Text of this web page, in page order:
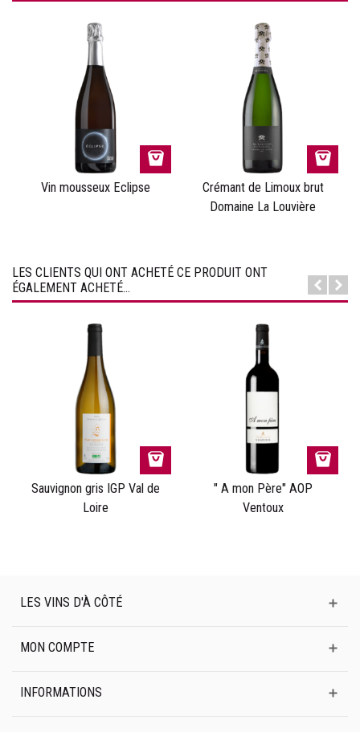
Vin mousseux Eclipse
Crémant de Limoux brut
Domaine La Louvière
LES CLIENTS QUI ONT ACHETÉ CE PRODUIT ONT
ÉGALEMENT ACHETÉ...
Sauvignon gris IGP Val de
Loire
" A mon Père" AOP
Ventoux
LES VINS D'À CÔTÉ
MON COMPTE
INFORMATIONS